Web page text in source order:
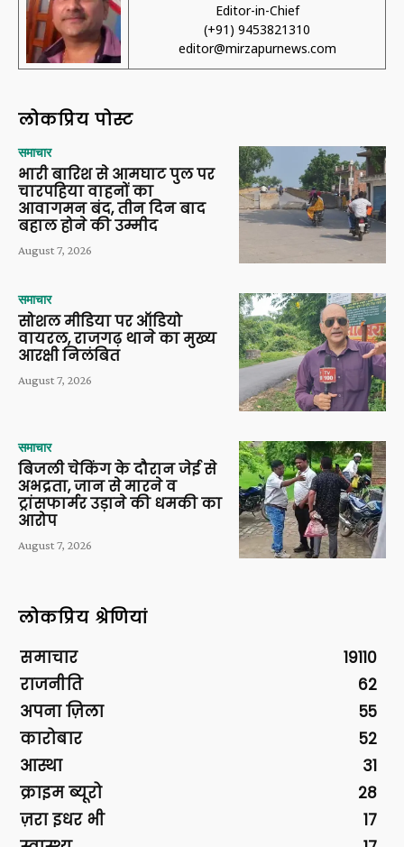
Editor-in-Chief
(+91) 9453821310
editor@mirzapurnews.com
लोकप्रिय पोस्ट
समाचार
भारी बारिश से आमघाट पुल पर
चारपहिया वाहनों का
आवागमन बंद, तीन दिन बाद
बहाल होने की उम्मीद
August 7, 2026
समाचार
सोशल मीडिया पर ऑडियो
वायरल, राजगढ़ थाने का मुख्य
आरक्षी निलंबित
August 7, 2026
समाचार
बिजली चेकिंग के दौरान जेई से
अभद्रता, जान से मारने व
ट्रांसफार्मर उड़ाने की धमकी का
आरोप
August 7, 2026
लोकप्रिय श्रेणियां
समाचार
19110
राजनीति
62
अपना ज़िला
55
कारोबार
52
आस्था
31
क्राइम ब्यूरो
28
ज़रा इधर भी
17